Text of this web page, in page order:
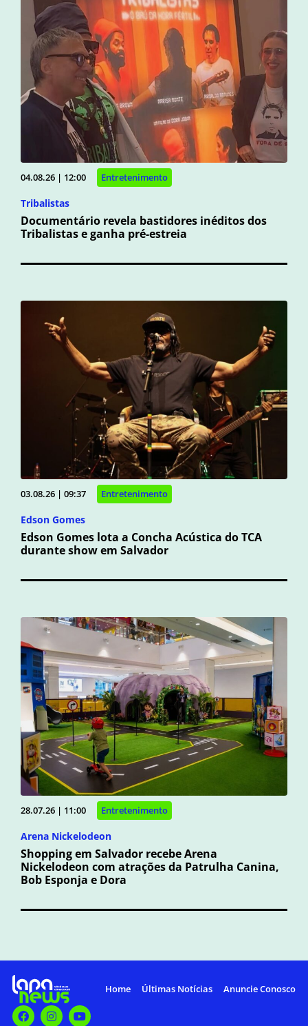
04.08.26 | 12:00 Entretenimento
Tribalistas
Documentário revela bastidores inéditos dos
Tribalistas e ganha pré-estreia
03.08.26 | 09:37 Entretenimento
Edson Gomes
Edson Gomes lota a Concha Acústica do TCA
durante show em Salvador
28.07.26 | 11:00 Entretenimento
Arena Nickelodeon
Shopping em Salvador recebe Arena
Nickelodeon com atrações da Patrulha Canina,
Bob Esponja e Dora
Home Últimas Notícias Anuncie Conosco